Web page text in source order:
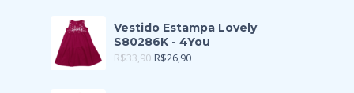
Vestido Estampa Lovely
S80286K - 4You
R$33,90 R$26,90